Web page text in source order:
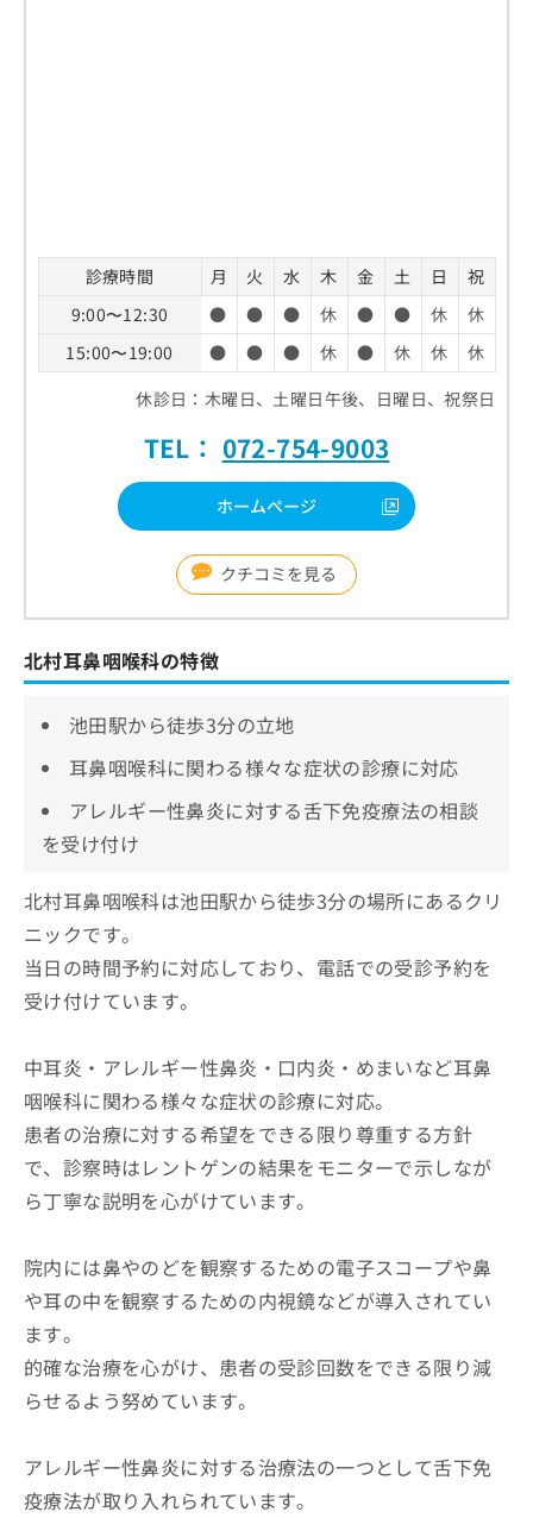
診療時間 月 火 水 木 金 土 日
祝
9:00〜12:30
● ● ● 休 ● ● 休
休
15:00〜19:00
● ● ● 休 ● 休 休
休
休診日：木曜日、土曜日午後、日曜日、祝祭日
TEL： 072-754-9003
ホームページ
クチコミを見る
北村耳鼻咽喉科の特徴
池田駅から徒歩3分の立地
耳鼻咽喉科に関わる様々な症状の診療に対応
アレルギー性鼻炎に対する舌下免疫療法の相談
を受け付け
北村耳鼻咽喉科は池田駅から徒歩3分の場所にあるクリ
ニックです。
当日の時間予約に対応しており、電話での受診予約を
受け付けています。
中耳炎・アレルギー性鼻炎・口内炎・めまいなど耳鼻
咽喉科に関わる様々な症状の診療に対応。
患者の治療に対する希望をできる限り尊重する方針
で、診察時はレントゲンの結果をモニターで示しなが
ら丁寧な説明を心がけています。
院内には鼻やのどを観察するための電子スコープや鼻
や耳の中を観察するための内視鏡などが導入されてい
ます。
的確な治療を心がけ、患者の受診回数をできる限り減
らせるよう努めています。
アレルギー性鼻炎に対する治療法の一つとして舌下免
疫療法が取り入れられています。